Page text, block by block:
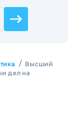
/ Высший
дел на